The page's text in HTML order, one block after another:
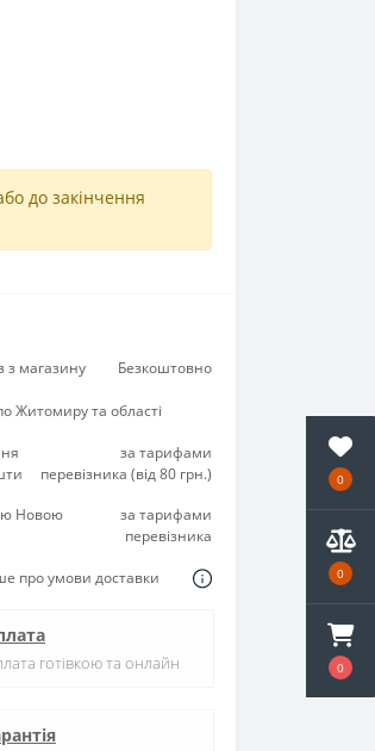
0
0
0
до закінчення
з магазину Безкоштовно
Житомиру та області
за тарифами
перевізника (від 80 грн.)
Новою
за тарифами
перевізника
про умови доставки
готівкою та онлайн